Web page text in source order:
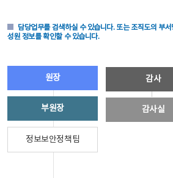
담당업무를 검색하실 수 있습니다. 또는 조직도의 부
성원 정보를 확인할 수 있습니다.
원장
부원장
정보보안정책팀
감사
감사실